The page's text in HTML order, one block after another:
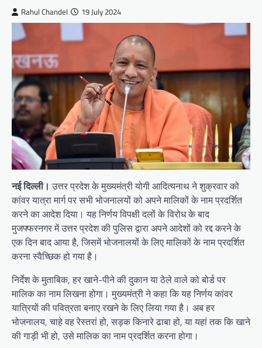
Rahul Chandel 19 July 2024
नई दिल्ली। उत्तर प्रदेश के मुख्यमंत्री योगी आदित्यनाथ ने शुक्रवार को
कांवर यात्रा मार्ग पर सभी भोजनालयों को अपने मालिकों के नाम प्रदर्शित
करने का आदेश दिया। यह निर्णय विपक्षी दलों के विरोध के बाद
मुजफ्फरनगर में उत्तर प्रदेश की पुलिस द्वारा अपने आदेशों को रद्द करने के
एक दिन बाद आया है, जिसमें भोजनालयों के लिए मालिकों के नाम प्रदर्शित
करना स्वैच्छिक हो गया है।
निर्देश के मुताबिक, हर खाने-पीने की दुकान या ठेले वाले को बोर्ड पर
मालिक का नाम लिखना होगा। मुख्यमंत्री ने कहा कि यह निर्णय कांवर
यात्रियों की पवित्रता बनाए रखने के लिए लिया गया है। अब हर
भोजनालय, चाहे वह रेस्तरां हो, सड़क किनारे ढाबा हो, या यहां तक ​​​​कि खाने
की गाड़ी भी हो, उसे मालिक का नाम प्रदर्शित करना होगा।